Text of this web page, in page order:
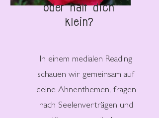
oder hält dich
klein?
In einem medialen Reading
schauen wir gemeinsam auf
deine Ahnenthemen, fragen
nach Seelenverträgen und